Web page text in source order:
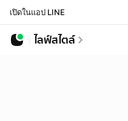
เปิดในแอป LINE
ไลฟ์สไตล์